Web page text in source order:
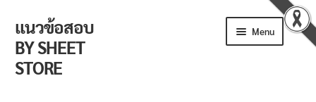
Skip
to
navigation
Skip
to
content
แนวข้อสอบ
BY SHEET
STORE
Menu